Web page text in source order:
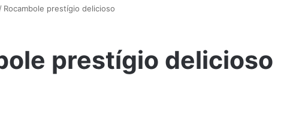
/ Rocambole prestígio delicioso
prestígio delicioso